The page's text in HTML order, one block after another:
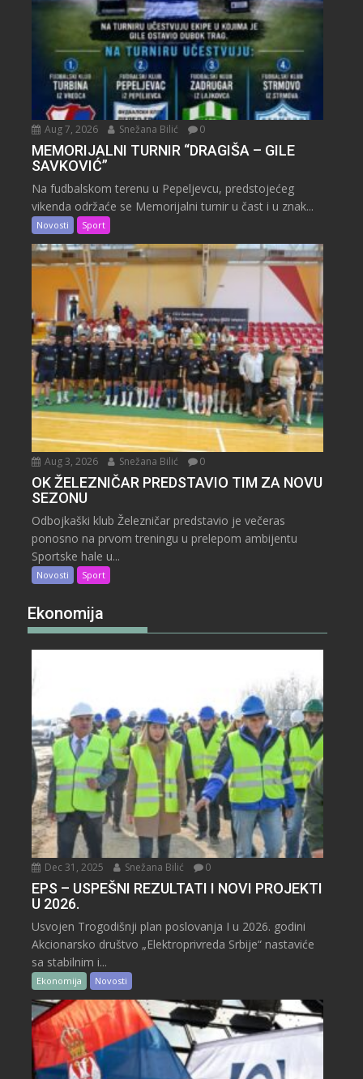
Aug 7, 2026 Snežana Bilić 0
MEMORIJALNI TURNIR “DRAGIŠA – GILE
SAVKOVIĆ”
Na fudbalskom terenu u Pepeljevcu, predstojećeg
vikenda održaće se Memorijalni turnir u čast i u znak...
Novosti Sport
Aug 3, 2026 Snežana Bilić 0
OK ŽELEZNIČAR PREDSTAVIO TIM ZA NOVU
SEZONU
Odbojkaški klub Železničar predstavio je večeras
ponosno na prvom treningu u prelepom ambijentu
Sportske hale u...
Novosti Sport
Ekonomija
Dec 31, 2025 Snežana Bilić 0
EPS – USPEŠNI REZULTATI I NOVI PROJEKTI
U 2026.
Usvojen Trogodišnji plan poslovanja I u 2026. godini
Akcionarsko društvo „Elektroprivreda Srbije“ nastaviće
sa stabilnim i...
Ekonomija Novosti